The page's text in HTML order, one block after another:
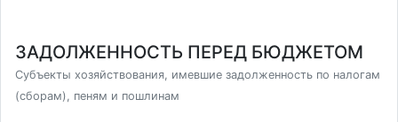
ЗАДОЛЖЕННОСТЬ ПЕРЕД БЮДЖЕТОМ
Субъекты хозяйствования, имевшие задолженность по налогам
(сборам), пеням и пошлинам